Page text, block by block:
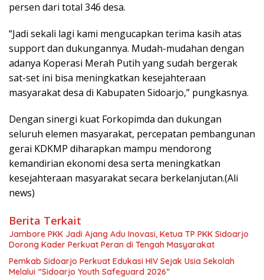
persen dari total 346 desa.
“Jadi sekali lagi kami mengucapkan terima kasih atas
support dan dukungannya. Mudah-mudahan dengan
adanya Koperasi Merah Putih yang sudah bergerak
sat-set ini bisa meningkatkan kesejahteraan
masyarakat desa di Kabupaten Sidoarjo,” pungkasnya.
Dengan sinergi kuat Forkopimda dan dukungan
seluruh elemen masyarakat, percepatan pembangunan
gerai KDKMP diharapkan mampu mendorong
kemandirian ekonomi desa serta meningkatkan
kesejahteraan masyarakat secara berkelanjutan.(Ali
news)
Berita Terkait
Jambore PKK Jadi Ajang Adu Inovasi, Ketua TP PKK Sidoarjo
Dorong Kader Perkuat Peran di Tengah Masyarakat
Pemkab Sidoarjo Perkuat Edukasi HIV Sejak Usia Sekolah
Melalui “Sidoarjo Youth Safeguard 2026”